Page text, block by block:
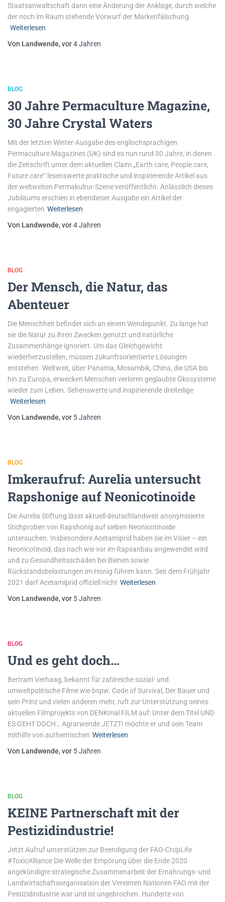
Staatsanwaltschaft dann eine Änderung der Anklage, durch welche
der noch im Raum stehende Vorwurf der Markenfälschung
Weiterlesen
Von Landwende, vor4 Jahren
BLOG
30 Jahre Permaculture Magazine,
30 Jahre Crystal Waters
Mit der letzten Winter-Ausgabe des englischsprachigen
Permaculture Magazines (UK) sind es nun rund 30 Jahre, in denen
die Zeitschrift unter dem aktuellen Claim „Earth care, People care,
Future care“ lesenswerte praktische und inspirierende Artikel aus
der weltweiten Permakultur-Szene veröffentlicht. Anlässlich dieses
Jubiläums erschien in ebendieser Ausgabe ein Artikel der
engagierten Weiterlesen
Von Landwende, vor4 Jahren
BLOG
Der Mensch, die Natur, das
Abenteuer
Die Menschheit befindet sich an einem Wendepunkt. Zu lange hat
sie die Natur zu ihren Zwecken genutzt und natürliche
Zusammenhänge ignoriert. Um das Gleichgewicht
wiederherzustellen, müssen zukunftsorientierte Lösungen
entstehen. Weltweit, über Panama, Mosambik, China, die USA bis
hin zu Europa, erwecken Menschen verloren geglaubte Ökosysteme
wieder zum Leben. Sehenswerte und inspirierende dreiteilige
Weiterlesen
Von Landwende, vor 5 Jahren
BLOG
Imkeraufruf: Aurelia untersucht
Rapshonige auf Neonicotinoide
Die Aurelia Stiftung lässt aktuell deutschlandweit anonymisierte
Stichproben von Rapshonig auf sieben Neonicotinoide
untersuchen. Insbesondere Acetamiprid haben sie im Visier – ein
Neonicotinoid, das nach wie vor im Rapsanbau angewendet wird
und zu Gesundheitsschäden bei Bienen sowie
Rückstandsbelastungen im Honig führen kann. Seit dem Frühjahr
2021 darf Acetamiprid offiziell nicht Weiterlesen
Von Landwende, vor 5 Jahren
BLOG
Und es geht doch…
Bertram Verhaag, bekannt für zahlreiche sozial- und
umweltpolitische Filme wie bspw. Code of Survival, Der Bauer und
sein Prinz und vielen anderen mehr, ruft zur Unterstützung seines
aktuellen Filmprojekts von DENKmal FILM auf: Unter dem Titel UND
ES GEHT DOCH… Agrarwende JETZT! möchte er und sein Team
mithilfe von authentischen Weiterlesen
Von Landwende, vor 5 Jahren
BLOG
KEINE Partnerschaft mit der
Pestizidindustrie!
Jetzt Aufruf unterstützen zur Beendigung der FAO-CropLife
#ToxicAlliance Die Welle der Empörung über die Ende 2020
angekündigte strategische Zusammenarbeit der Ernährungs- und
Landwirtschaftsorganisation der Vereinten Nationen FAO mit der
Pestizidindustrie war und ist ungebrochen. Hunderte von